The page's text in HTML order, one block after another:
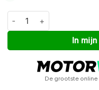
Macna Ralston Zwart L
In
Alternative:
De grootste